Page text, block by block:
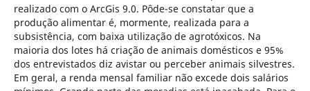
realizado com o ArcGis 9.0. Pôde-se constatar que a
produção alimentar é, mormente, realizada para a
subsistência, com baixa utilização de agrotóxicos. Na
maioria dos lotes há criação de animais domésticos e 95%
dos entrevistados diz avistar ou perceber animais silvestres.
Em geral, a renda mensal familiar não excede dois salários